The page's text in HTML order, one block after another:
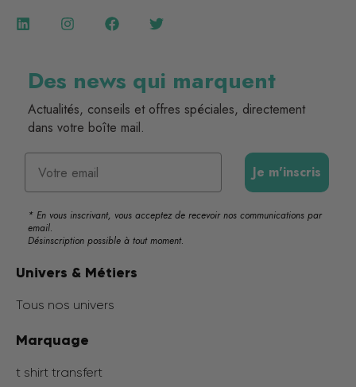
Des news qui marquent
Actualités, conseils et offres spéciales, directement
dans votre boîte mail.
Je m'inscris
* En vous inscrivant, vous acceptez de recevoir nos communications par
email.
Désinscription possible à tout moment.
Univers & Métiers
Tous nos univers
Marquage
t shirt transfert